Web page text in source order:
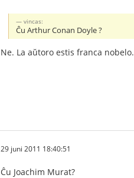
vincas:
Ĉu Arthur Conan Doyle ?
Ne. La aŭtoro estis franca nobelo.
29 juni 2011 18:40:51
Ĉu Joachim Murat?